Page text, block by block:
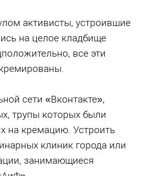
активисты, устроившие
на целое кладбище
все эти
сети «Вконтакте»,
трупы которых были
на кремацию. Устроить
клиник города или
занимающиеся